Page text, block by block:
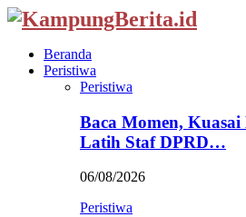
Beranda
Peristiwa
Peristiwa
Baca Momen,
Latih Staf DPRD…
06/08/2026
Peristiwa